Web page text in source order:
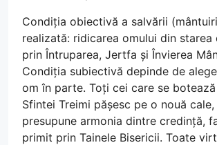
Condiția obiectivă a salvării
realizată: ridicarea omului din starea
prin Întruparea, Jertfa și Învierea
Condiția subiectivă depinde de
om în parte. Toți cei care se
Sfintei Treimi pășesc pe o nouă cale,
presupune armonia dintre credință,
primit prin Tainele Bisericii. Toate